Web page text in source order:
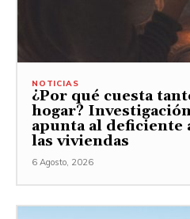
NOTICIAS
¿Por qué cuesta
hogar?
apunta al deficiente
las viviendas
6 Agosto, 2026